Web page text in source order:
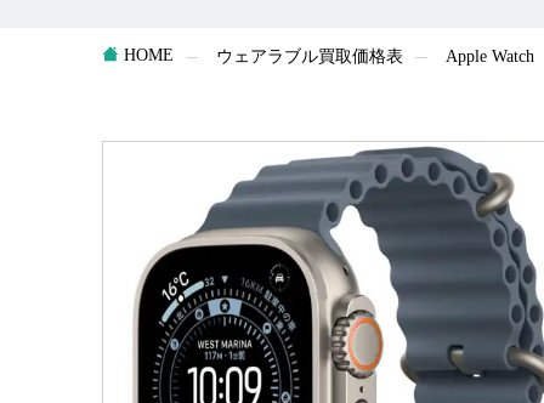
HOME ウェアラブル買取価格表 Apple